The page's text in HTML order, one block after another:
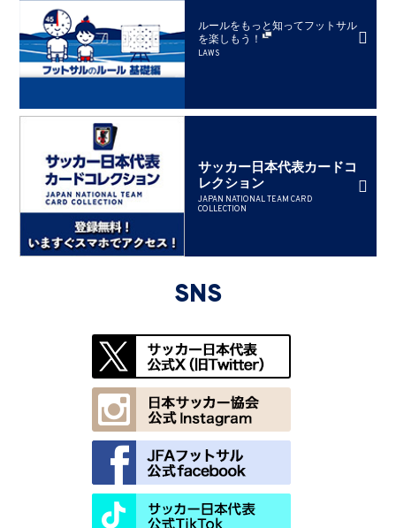
ルールをもっと知ってフットサル
を楽しもう！
LAWS
サッカー日本代表カードコ
レクション
JAPAN NATIONAL TEAM CARD
COLLECTION
SNS